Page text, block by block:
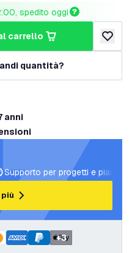
spedito oggi
carrello
quantità?
anni
Supporto per progetti e piani di
+3